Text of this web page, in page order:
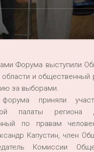
проекты
2020Форума выступили
и общественный
за выборами.
приняли
палаты региона
по правам
Капустин, член
Комиссии